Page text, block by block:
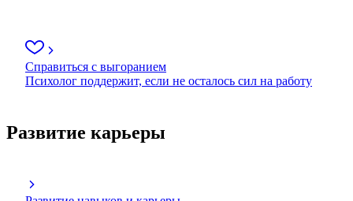
Справиться с выгоранием
Психолог поддержит, если не осталось сил на работу
Развитие карьеры